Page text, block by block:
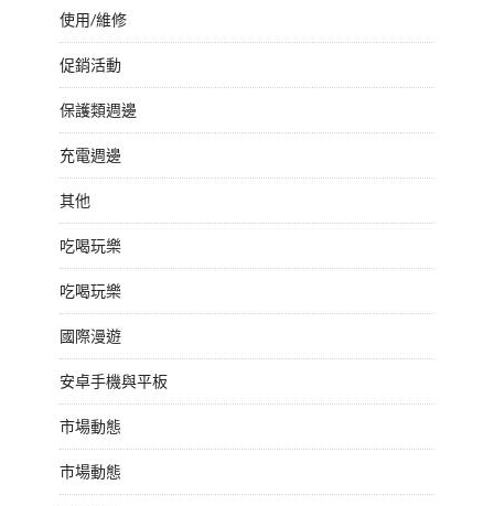
使用/維修
促銷活動
保護類週邊
充電週邊
其他
吃喝玩樂
吃喝玩樂
國際漫遊
安卓手機與平板
市場動態
市場動態